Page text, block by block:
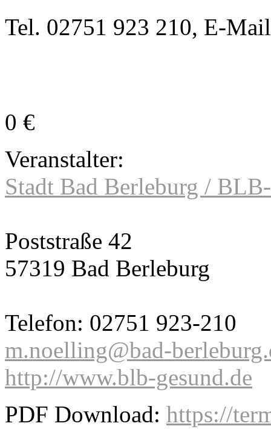
Tel. 02751 923 210, E-
0 €
Veranstalter:
Stadt Bad Berleburg /
Poststraße 42
57319 Bad Berleburg
Telefon: 02751 923-210
m.noelling@bad-
http://www.blb-gesund.de
PDF Download: https://